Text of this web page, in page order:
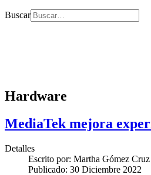
Buscar
Hardware
MediaTek mejora
Detalles
Escrito por: Martha Gómez Cruz
Publicado: 30 Diciembre 2022